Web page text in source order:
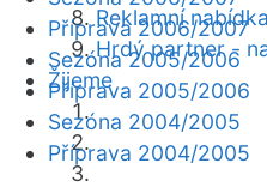
Reklamní nabídka
Hrdý partner -
Žijeme
Příprava 2006/2007
Sezóna 2005/2006
Příprava 2005/2006
Sezóna 2004/2005
Příprava 2004/2005